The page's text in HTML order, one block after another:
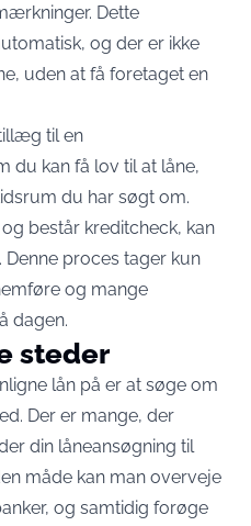
Dette
og der er ikke
uden at få foretaget en
til en
du kan få lov til at låne,
du har søgt om.
består kreditcheck, kan
proces tager kun
og mange
dagen.
steder
lån på er at søge om
Der er mange, der
din låneansøgning til
måde kan man overveje
og samtidig forøge